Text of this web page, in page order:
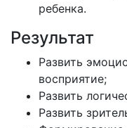
ребенка.
Результат
Развить
восприятие;
Развить
Развить